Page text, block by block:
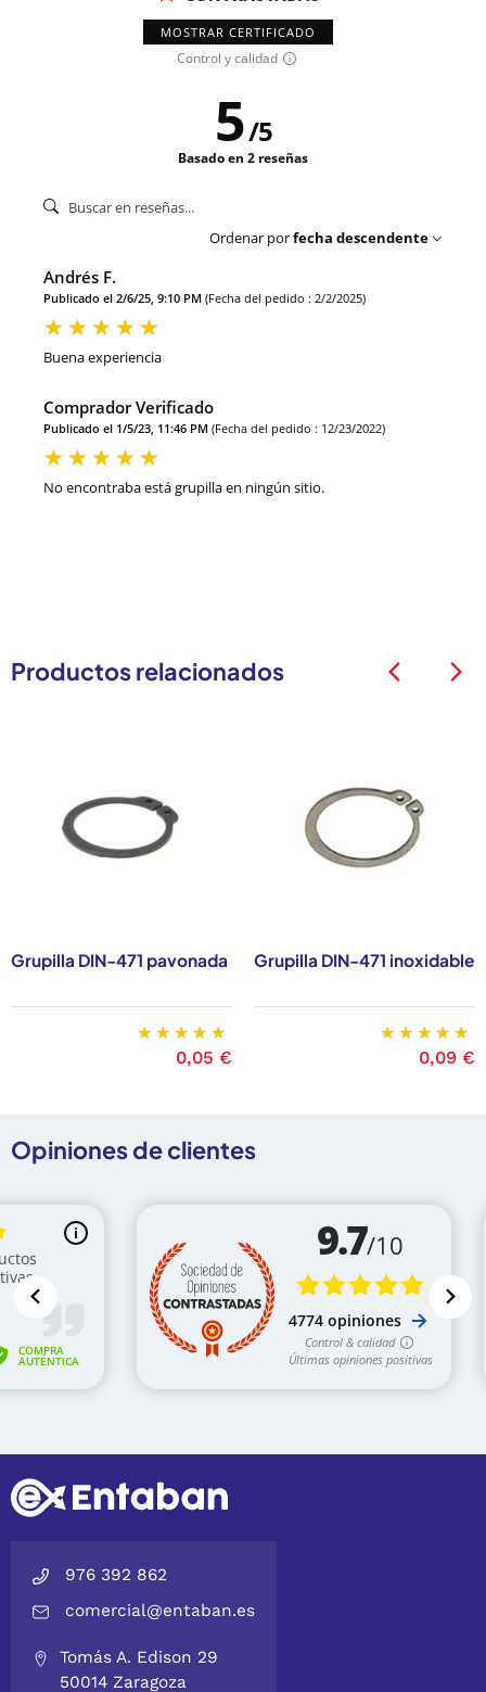
MOSTRAR CERTIFICADO
Control y calidad
5/5
Basado en 2 reseñas
Ordenar porfecha descendente
Andrés F.
Publicado el 2/6/25, 9:10 PM (Fecha del pedido : 2/2/2025)
Buena experiencia
Comprador Verificado
Publicado el 1/5/23, 11:46 PM (Fecha del pedido : 12/23/2022)
No encontraba está grupilla en ningún sitio.
Productos relacionados
Grupilla DIN-471 pavonada
Precio
0,05 €
Grupilla DIN-471 inoxidable
Precio
0,09 €
arrow_back_ios arrow_back_ios
Opiniones de clientes
976 392 862
comercial@entaban.es
Tomás A. Edison 29
50014 Zaragoza